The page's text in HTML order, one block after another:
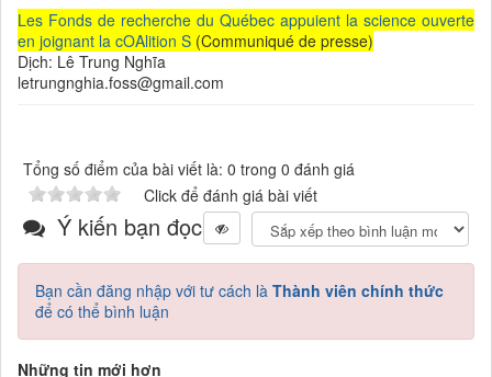
Les Fonds de recherche du Québec appuient la science ouverte
en joignant la cOAlition S (Communiqué de presse)
Dịch: Lê Trung Nghĩa
letrungnghia.foss@gmail.com
Tổng số điểm của bài viết là: 0 trong 0 đánh giá
Click để đánh giá bài viết
Ý kiến bạn đọc
Bạn cần đăng nhập với tư cách là Thành viên chính thức
để có thể bình luận
Những tin mới hơn